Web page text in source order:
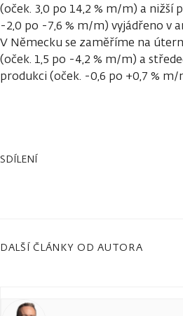
(oček. 3,0 po 14,2 % m/m) a nižší
-2,0 po -7,6 % m/m) vyjádřeno v
V Německu se zaměříme na
(oček. 1,5 po -4,2 % m/m) a
produkci (oček. -0,6 po +0,7 % m/
SDÍLENÍ
DALŠÍ ČLÁNKY OD AUTORA